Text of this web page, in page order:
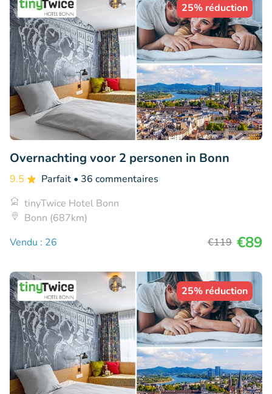
25% réduction
Overnachting voor 2 personen in Bonn
9.5 Parfait • 36 commentaires
tinyTwice Hotel Bonn
Bonn (687km)
Vendu : 26
€119 €89
25% réduction